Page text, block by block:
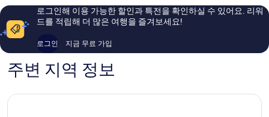
이
후
기
하
이
해
요,
로그인해 이용 가능한 할인과 특전을 확인하실 수 있어요. 리워
드를 적립해 더 많은 여행을 즐겨보세요!
로그인 지금 무료 가입
주변 지역 정보